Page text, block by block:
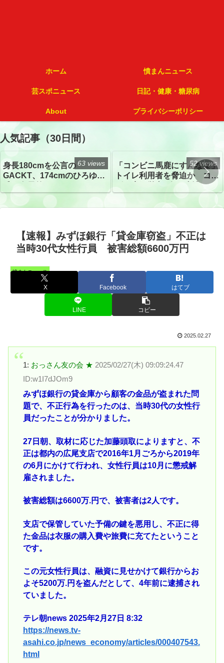
ホーム 憤まんニュース
芸スポニュース 日記・健康・糖尿病
About プライバシーポリシー
人気記事（30日間）
身長180cmを公言の
GACKT、174cmのひろゆき
トざわつき イベントでの写
真が話題
63 views
「コンビニ馬鹿にすんなよ」
トイレ利用者を脅迫か コン
52 views
【速報】みずほ銀行「貸金庫窃盗」不正は
当時30代女性行員 被害総額6600万円
憤まんニュース
X Facebook はてブ
LINE コピー
2025.02.27
1: おっさん友の会 ★ 2025/02/27(木) 09:09:24.47
ID:w1I7dJOm9
みずほ銀行の貸金庫から顧客の金品が盗まれた問
題で、不正行為を行ったのは、当時30代の女性行
員だったことが分かりました。
27日朝、取材に応じた加藤頭取によりますと、不
正は都内の広尾支店で2016年1月ごろから2019年
の6月にかけて行われ、女性行員は10月に懲戒解
雇されました。
被害総額は6600万.円で、被害者は2人です。
支店で保管していた予備の鍵を悪用し、不正に得
た金品は衣服の購入費や旅費に充てたということ
です。
この元女性行員は、融資に見せかけて銀行からお
よそ5200万.円を盗んだとして、4年前に逮捕され
ていました。
テレ朝news 2025年2月27日 8:32
https://news.tv-
asahi.co.jp/news_economy/articles/000407543.
html